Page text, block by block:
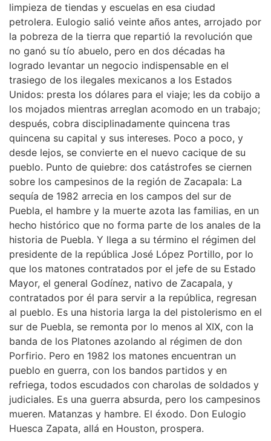
limpieza de tiendas y escuelas en esa ciudad
petrolera. Eulogio salió veinte años antes, arrojado por
la pobreza de la tierra que repartió la revolución que
no ganó su tío abuelo, pero en dos décadas ha
logrado levantar un negocio indispensable en el
trasiego de los ilegales mexicanos a los Estados
Unidos: presta los dólares para el viaje; les da cobijo a
los mojados mientras arreglan acomodo en un trabajo;
después, cobra disciplinadamente quincena tras
quincena su capital y sus intereses. Poco a poco, y
desde lejos, se convierte en el nuevo cacique de su
pueblo. Punto de quiebre: dos catástrofes se ciernen
sobre los campesinos de la región de Zacapala: La
sequía de 1982 arrecia en los campos del sur de
Puebla, el hambre y la muerte azota las familias, en un
hecho histórico que no forma parte de los anales de la
historia de Puebla. Y llega a su término el régimen del
presidente de la república José López Portillo, por lo
que los matones contratados por el jefe de su Estado
Mayor, el general Godínez, nativo de Zacapala, y
contratados por él para servir a la república, regresan
al pueblo. Es una historia larga la del pistolerismo en el
sur de Puebla, se remonta por lo menos al XIX, con la
banda de los Platones azolando al régimen de don
Porfirio. Pero en 1982 los matones encuentran un
pueblo en guerra, con los bandos partidos y en
refriega, todos escudados con charolas de soldados y
judiciales. Es una guerra absurda, pero los campesinos
mueren. Matanzas y hambre. El éxodo. Don Eulogio
Huesca Zapata, allá en Houston, prospera.